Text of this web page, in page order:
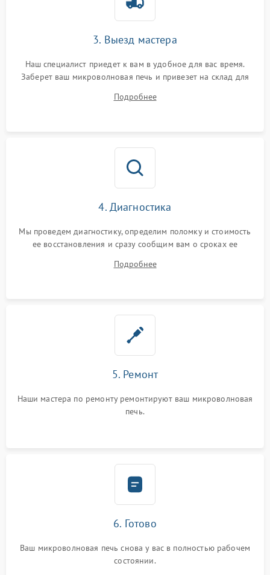
3. Выезд мастера
Наш специалист приедет к вам в удобное для вас время.
Заберет ваш микроволновая печь и привезет на склад для
Подробнее
4. Диагностика
Мы проведем диагностику, определим поломку и стоимость
ее восстановления и сразу сообщим вам о сроках ее
Подробнее
5. Ремонт
Наши мастера по ремонту ремонтируют ваш микроволновая
печь.
6. Готово
Ваш микроволновая печь снова у вас в полностью рабочем
состоянии.